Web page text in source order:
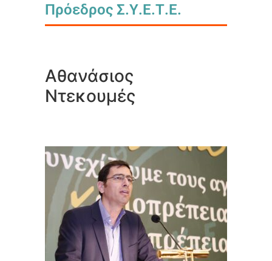
Πρόεδρος Σ.Υ.Ε.Τ.Ε.
Αθανάσιος
Ντεκουμές